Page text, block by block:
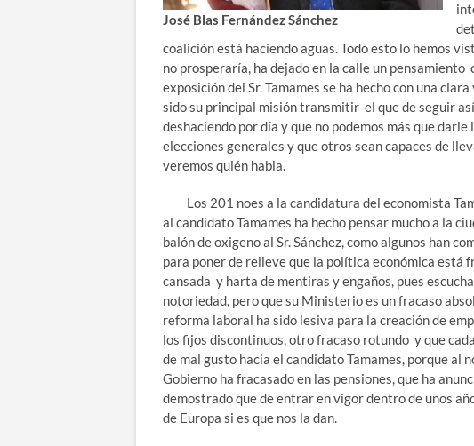
José Blas Fernández Sánchez
coalición está haciendo aguas. Todo esto lo hemos
no prosperaría, ha dejado en la calle un
exposición del Sr. Tamames se ha hecho con una
sido su principal misión transmitir el que de seguir
deshaciendo por día y que no podemos más que
elecciones generales y que otros sean capaces de
veremos quién habla.
Los 201 noes a la candidatura del economista
al candidato Tamames ha hecho pensar mucho a la
balón de oxigeno al Sr. Sánchez, como algunos han
para poner de relieve que la política económica está
cansada y harta de mentiras y engaños, pues
notoriedad, pero que su Ministerio es un fracaso
reforma laboral ha sido lesiva para la creación de
los fijos discontinuos, otro fracaso rotundo y que
de mal gusto hacia el candidato Tamames, porque
Gobierno ha fracasado en las pensiones, que ha
demostrado que de entrar en vigor dentro de unos
de Europa si es que nos la dan.